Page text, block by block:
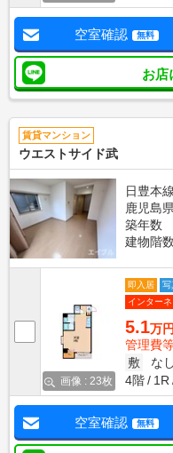
空室確認 無料
お店
賃貸マンション
ウエストサイド武
日豊本
鹿児島
築年数
建物階数
画像 : 23枚
即入居 写
インター
5.1万円
管理費
敷
なし
4階
1R
空室確認 無料